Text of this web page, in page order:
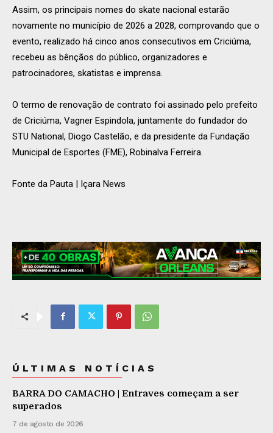
Assim, os principais nomes do skate nacional estarão
novamente no município de 2026 a 2028, comprovando que o
evento, realizado há cinco anos consecutivos em Criciúma,
recebeu as bênçãos do público, organizadores e
patrocinadores, skatistas e imprensa.
O termo de renovação de contrato foi assinado pelo prefeito
de Criciúma, Vagner Espindola, juntamente do fundador do
STU National, Diogo Castelão, e da presidente da Fundação
Municipal de Esportes (FME), Robinalva Ferreira.
Fonte da Pauta | Içara News
ÚLTIMAS NOTÍCIAS
BARRA DO CAMACHO | Entraves começam a ser
superados
7 de agosto de 2026